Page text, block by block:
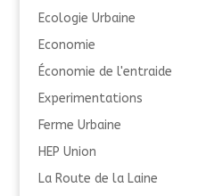
Ecologie Urbaine
Economie
Économie de l'entraide
Experimentations
Ferme Urbaine
HEP Union
La Route de la Laine